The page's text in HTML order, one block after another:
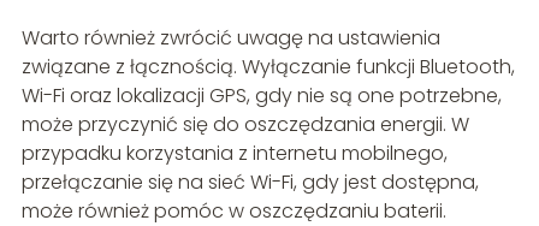
Warto również zwrócić uwagę na ustawienia
związane z łącznością. Wyłączanie funkcji Bluetooth,
Wi-Fi oraz lokalizacji GPS, gdy nie są one potrzebne,
może przyczynić się do oszczędzania energii. W
przypadku korzystania z internetu mobilnego,
przełączanie się na sieć Wi-Fi, gdy jest dostępna,
może również pomóc w oszczędzaniu baterii.